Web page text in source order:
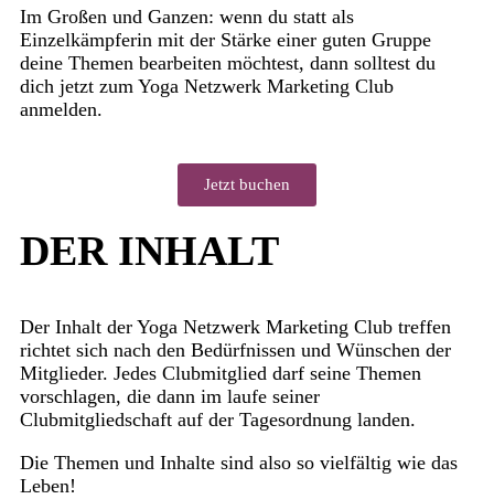
Im Großen und Ganzen: wenn du statt als
Einzelkämpferin mit der Stärke einer guten Gruppe
deine Themen bearbeiten möchtest, dann solltest du
dich jetzt zum Yoga Netzwerk Marketing Club
anmelden.
Jetzt buchen
DER INHALT
Der Inhalt der Yoga Netzwerk Marketing Club treffen
richtet sich nach den Bedürfnissen und Wünschen der
Mitglieder. Jedes Clubmitglied darf seine Themen
vorschlagen, die dann im laufe seiner
Clubmitgliedschaft auf der Tagesordnung landen.
Die Themen und Inhalte sind also so vielfältig wie das
Leben!